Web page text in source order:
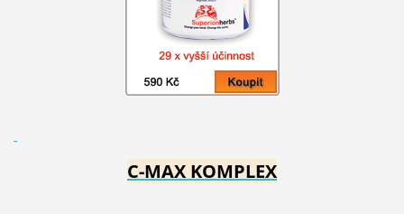
C-MAX KOMPLEX